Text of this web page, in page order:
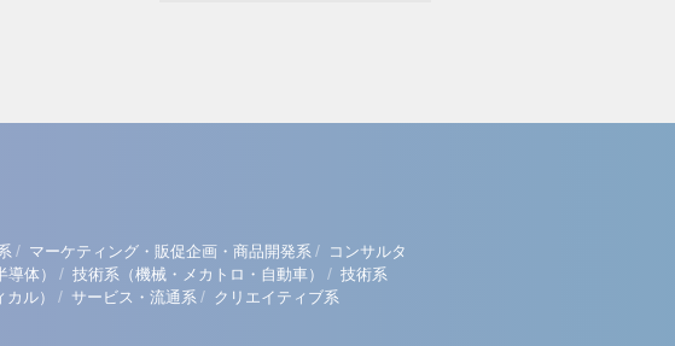
/ マーケティング・販促企画・商品開発系 / コンサルタ
体） / 技術系（機械・メカトロ・自動車） / 技術系
ル） / サービス・流通系 / クリエイティブ系